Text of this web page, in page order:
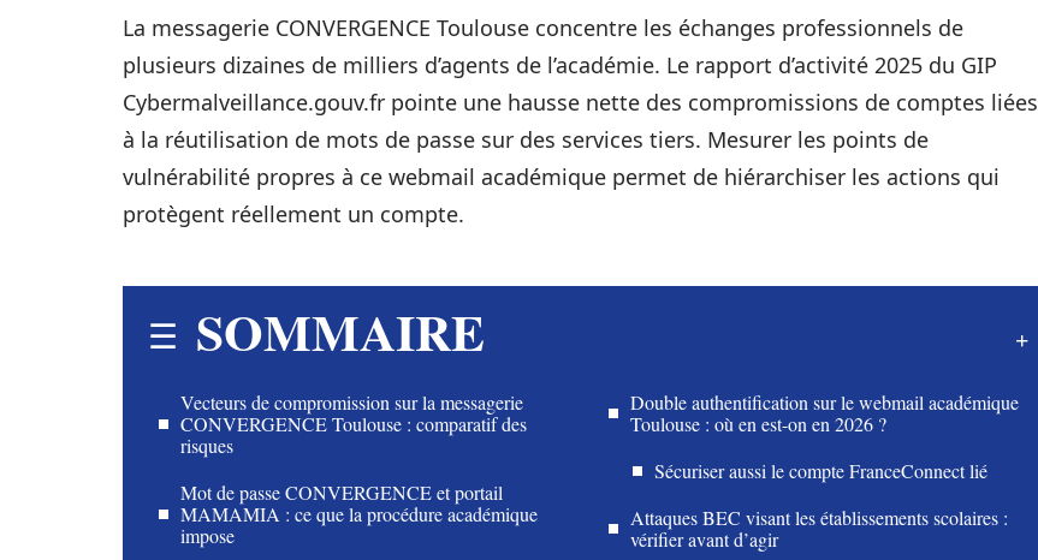
La messagerie CONVERGENCE Toulouse concentre les échanges professionnels de
plusieurs dizaines de milliers d’agents de l’académie. Le rapport d’activité 2025 du GIP
Cybermalveillance.gouv.fr pointe une hausse nette des compromissions de comptes liées
à la réutilisation de mots de passe sur des services tiers. Mesurer les points de
vulnérabilité propres à ce webmail académique permet de hiérarchiser les actions qui
protègent réellement un compte.
SOMMAIRE
Vecteurs de compromission sur la messagerie
CONVERGENCE Toulouse : comparatif des
risques
Mot de passe CONVERGENCE et portail
MAMAMIA : ce que la procédure académique
impose
Double authentification sur le webmail académique
Toulouse : où en est-on en 2026 ?
Sécuriser aussi le compte FranceConnect lié
Attaques BEC visant les établissements scolaires :
vérifier avant d’agir